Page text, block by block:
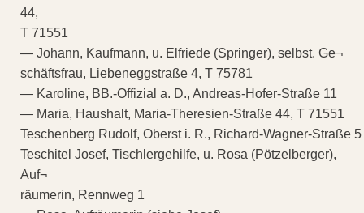
44,
T 71551
— Johann, Kaufmann, u. Elfriede (Springer), selbst. Ge¬
schäftsfrau, Liebeneggstraße 4, T 75781
— Karoline, BB.-Offizial a. D., Andreas-Hofer-Straße 11
— Maria, Haushalt, Maria-Theresien-Straße 44, T 71551
Teschenberg Rudolf, Oberst i. R., Richard-Wagner-Straße 5
Teschitel Josef, Tischlergehilfe, u. Rosa (Pötzelberger),
Auf¬
räumerin, Rennweg 1